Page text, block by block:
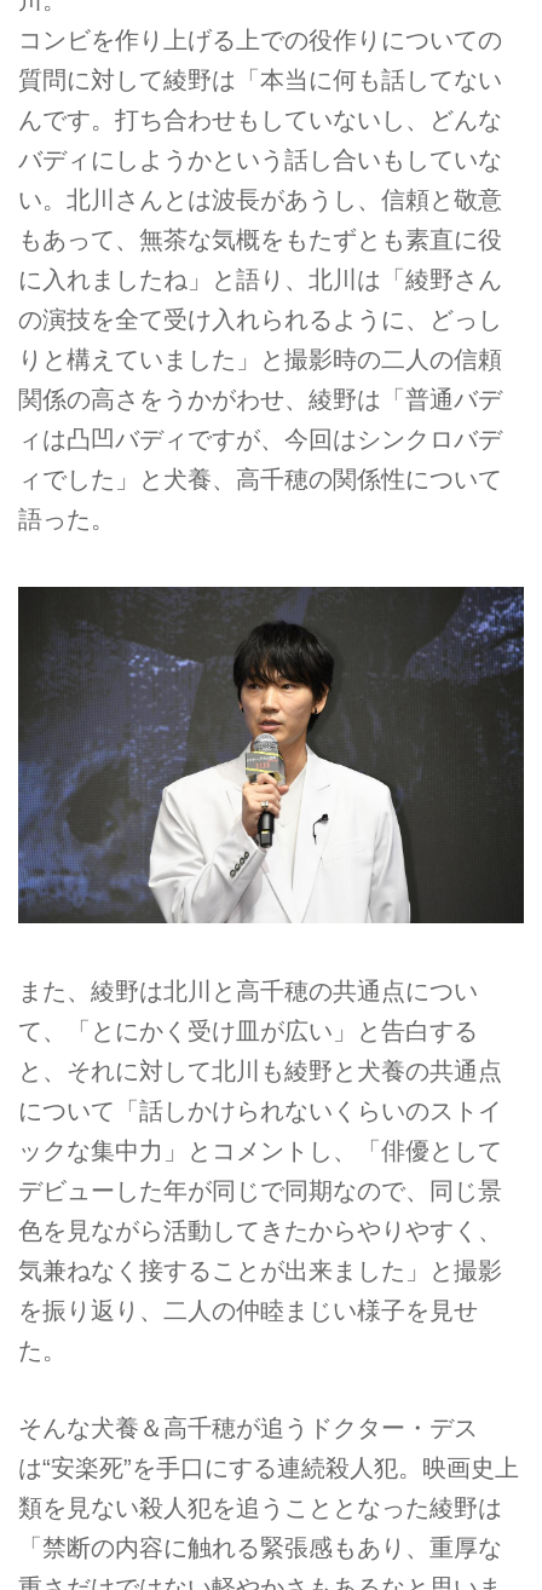
コンビを作り上げる上での役作りについての
質問に対して綾野は「本当に何も話してない
んです。打ち合わせもしていないし、どんな
バディにしようかという話し合いもしていな
い。北川さんとは波長があうし、信頼と敬意
もあって、無茶な気概をもたずとも素直に役
に入れましたね」と語り、北川は「綾野さん
の演技を全て受け入れられるように、どっし
りと構えていました」と撮影時の二人の信頼
関係の高さをうかがわせ、綾野は「普通バデ
ィは凸凹バディですが、今回はシンクロバデ
ィでした」と犬養、高千穂の関係性について
語った。
また、綾野は北川と高千穂の共通点につい
て、「とにかく受け皿が広い」と告白する
と、それに対して北川も綾野と犬養の共通点
について「話しかけられないくらいのストイ
ックな集中力」とコメントし、「俳優として
デビューした年が同じで同期なので、同じ景
色を見ながら活動してきたからやりやすく、
気兼ねなく接することが出来ました」と撮影
を振り返り、二人の仲睦まじい様子を見せ
た。
そんな犬養＆高千穂が追うドクター・デス
は“安楽死”を手口にする連続殺人犯。映画史上
類を見ない殺人犯を追うこととなった綾野は
「禁断の内容に触れる緊張感もあり、重厚な